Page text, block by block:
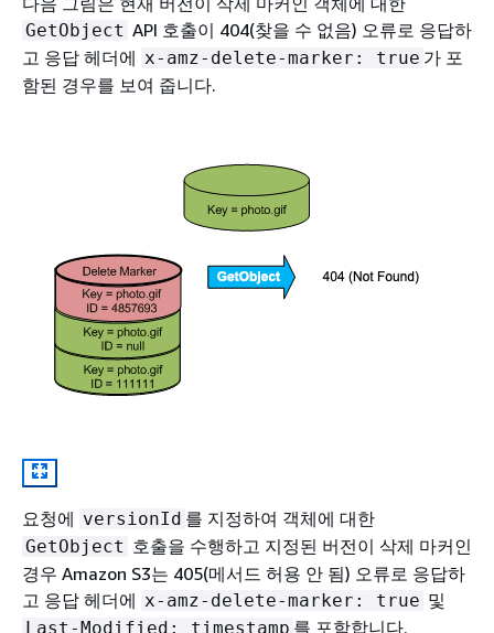
GetObject API 호출이 404(찾을 수 없음) 오류로 응답하
고 응답 헤더에 x-amz-delete-marker: true 가 포
함된 경우를 보여 줍니다.
요청에 versionId 를 지정하여 객체에 대한
GetObject 호출을 수행하고 지정된 버전이 삭제 마커인
경우 Amazon S3는 405(메서드 허용 안 됨) 오류로 응답하
고 응답 헤더에 x-amz-delete-marker: true 및
Last-Modified: timestamp 를 포함합니다.